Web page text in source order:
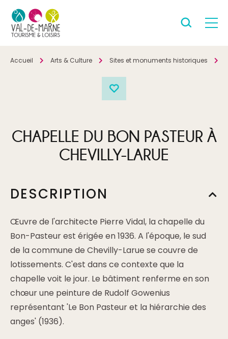
Accueil Arts & Culture Sites et monuments historiques
CHAPELLE DU BON PASTEUR À
CHEVILLY-LARUE
DESCRIPTION
Œuvre de l'architecte Pierre Vidal, la chapelle du
Bon-Pasteur est érigée en 1936. A l'époque, le sud
de la commune de Chevilly-Larue se couvre de
lotissements. C'est dans ce contexte que la
chapelle voit le jour. Le bâtiment renferme en son
chœur une peinture de Rudolf Gowenius
représentant 'Le Bon Pasteur et la hiérarchie des
anges' (1936).